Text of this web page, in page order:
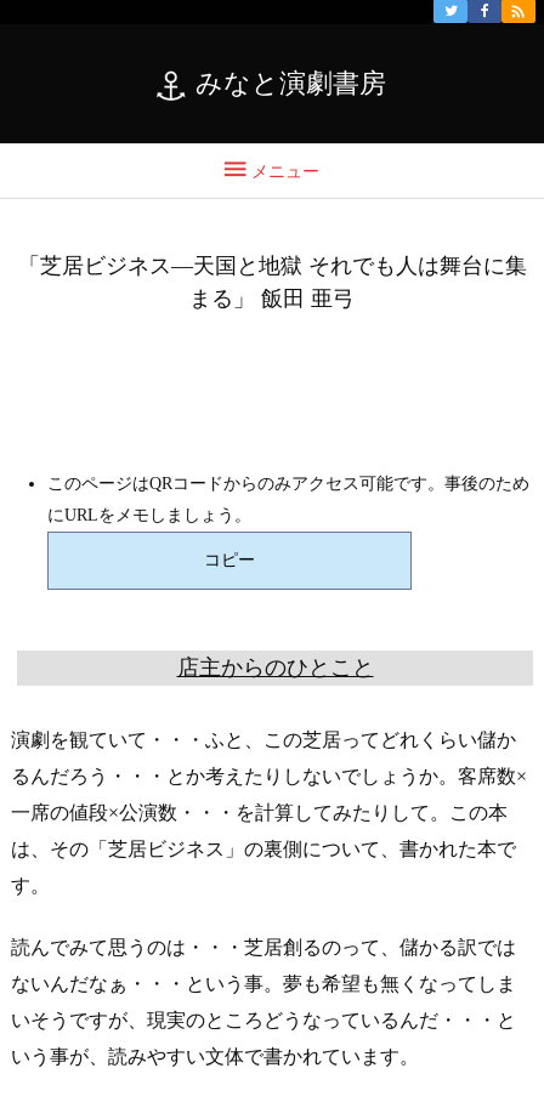
みなと演劇書房
 メニュー

「芝居ビジネス―天国と地獄 それでも人は舞台に集
まる」 飯田 亜弓
このページはQRコードからのみアクセス可能です。事後のため
にURLをメモしましょう。
店主からのひとこと
演劇を観ていて・・・ふと、この芝居ってどれくらい儲か
るんだろう・・・とか考えたりしないでしょうか。客席数×
一席の値段×公演数・・・を計算してみたりして。この本
は、その「芝居ビジネス」の裏側について、書かれた本で
す。
読んでみて思うのは・・・芝居創るのって、儲かる訳では
ないんだなぁ・・・という事。夢も希望も無くなってしま
いそうですが、現実のところどうなっているんだ・・・と
いう事が、読みやすい文体で書かれています。